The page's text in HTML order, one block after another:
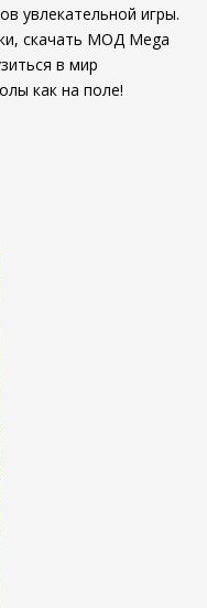
увлекательной игры.
скачать МОД Mega
в мир
как на поле!